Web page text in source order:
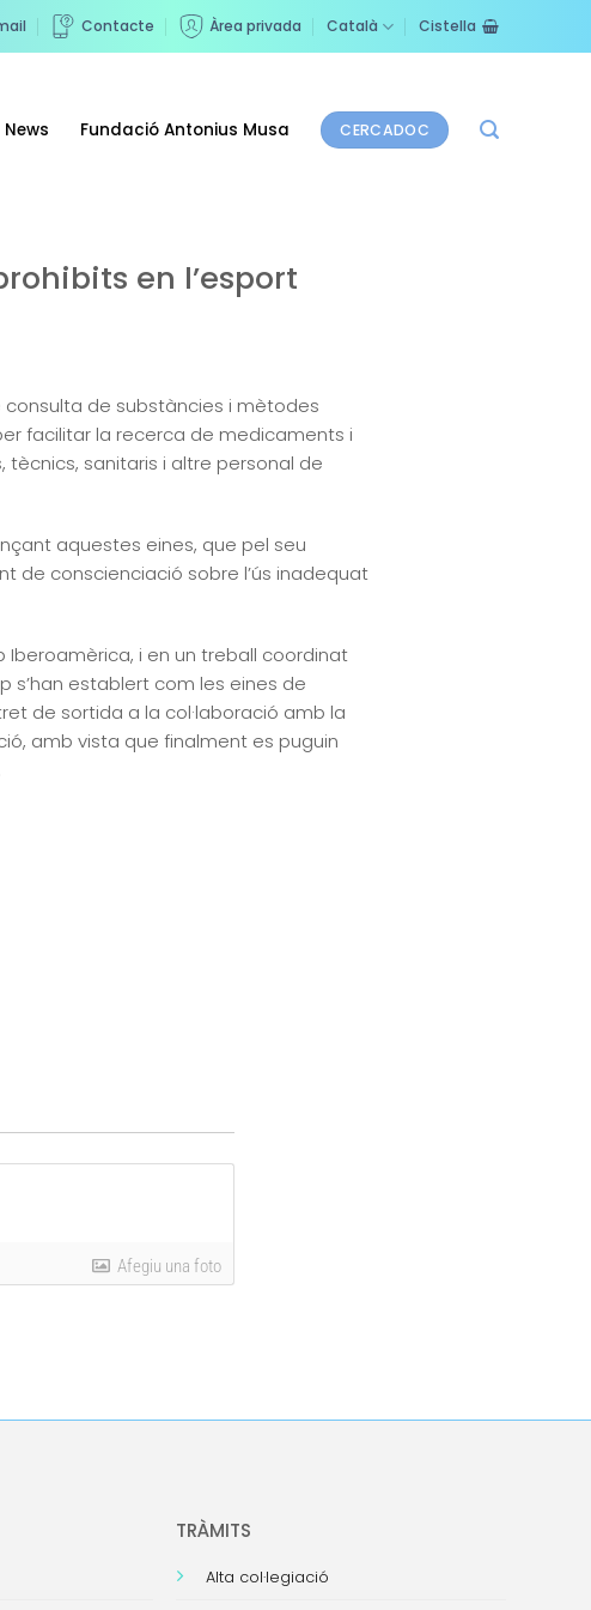
Contacte Àrea privada Català Cistella
News Fundació Antonius Musa CERCADOC
en l’esport
consulta de substàncies i mètodes
facilitar la recerca de medicaments i
tècnics, sanitaris i altre personal de
aquestes eines, que pel seu
de conscienciació sobre l’ús inadequat
Iberoamèrica, i en un treball coordinat
s’han establert com les eines de
de sortida a la col·laboració amb la
amb vista que finalment es puguin
Afegiu una foto
TRÀMITS
Alta col·legiació